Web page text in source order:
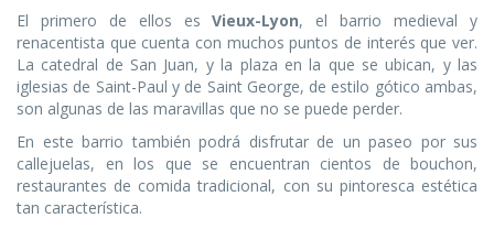
El primero de ellos esVieux-Lyon, el barrio medieval y
renacentista que cuenta con muchos puntos de interés que ver.
La catedral de San Juan, y la plaza en la que se ubican, y las
iglesias de Saint-Paul y de Saint George, de estilo gótico ambas,
son algunas de las maravillas que no se puede perder.
En este barrio también podrá disfrutar de un paseo por sus
callejuelas, en los que se encuentran cientos de bouchon,
restaurantes de comida tradicional, con su pintoresca estética
tan característica.